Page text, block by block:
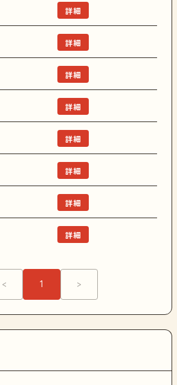
詳細
詳細
詳細
詳細
詳細
詳細
詳細
詳細
< 1 >